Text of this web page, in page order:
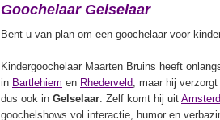
Goochelaar Gelselaar
Bent u van plan om een goochelaar voor
Kindergoochelaar Maarten Bruins heeft
in Bartlehiem en Rhederveld, maar hij
dus ook in Gelselaar. Zelf komt hij uit
goochelshows vol interactie, humor en